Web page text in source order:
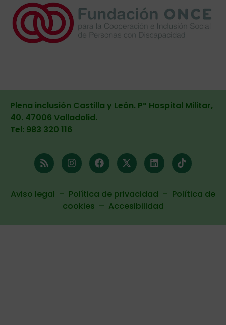
Plena inclusión Castilla y León. Pº Hospital Militar,
40. 47006 Valladolid.
Tel: 983 320 116
Aviso legal – Política de privacidad – Política de
cookies – Accesibilidad